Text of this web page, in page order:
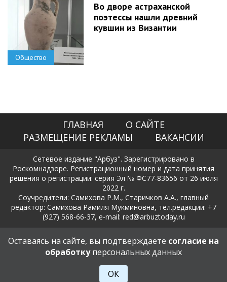
Общество
Во дворе астраханской
поэтессы нашли древний
кувшин из Византии
ГЛАВНАЯ
О САЙТЕ
РАЗМЕЩЕНИЕ РЕКЛАМЫ
ВАКАНСИИ
Сетевое издание "Арбуз". Зарегистрировано в
Роскомнадзоре. Регистрационный номер и дата принятия
решения о регистрации: серия Эл № ФС77-83656 от 26 июля
2022 г.
Соучредители: Самихова Р.М., Старичков А.А., главный
редактор: Самихова Рамиля Мукминовна, тел.редакции: +7
(927) 568-66-37, e-mail: red@arbuztoday.ru
Политика в отношении обработки и защиты персональных
данных
18+
Оставаясь на сайте, вы подтверждаете согласие на
обработкуперсональных данных
ОК